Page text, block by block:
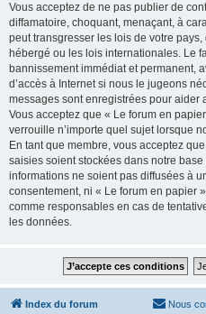
Vous acceptez de ne pas publier de
diffamatoire, choquant, menaçant, à
peut transgresser les lois de votre
hébergé ou les lois internationales. Le
bannissement immédiat et permanent,
d’accès à Internet si nous le jugeons
messages sont enregistrées pour aider
Vous acceptez que « Le forum en
verrouille n’importe quel sujet lorsque
En tant que membre, vous acceptez
saisies soient stockées dans notre
informations ne soient pas diffusées à
consentement, ni « Le forum en papier
comme responsables en cas de
les données.
Index du forum Nous